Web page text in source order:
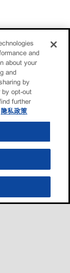
and
about your
and
by
opt-out
further
隐私政策